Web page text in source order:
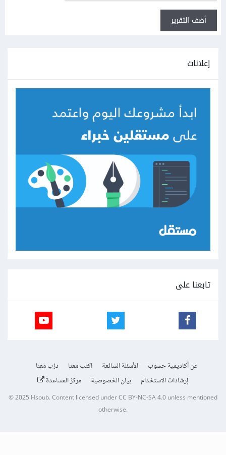
أضف التقرير
إعلانات
تابعنا على
عن أكاديمية حسوب الأسئلة الشائعة اكتب معنا
درّب معنا
إرشادات الاستخدام
بيان الخصوصية مركز المساعدة
© 2025 Hsoub.Content licensed underCC BY-NC-SA 4.0unless mentioned
otherwise.